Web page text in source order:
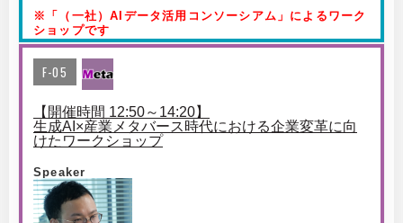
※「（一社）AIデータ活用コンソーシアム」によるワーク
ショップです
F-05
【開催時間 12:50～14:20】
生成AI×産業メタバース時代における企業変革に向
けたワークショップ
Speaker